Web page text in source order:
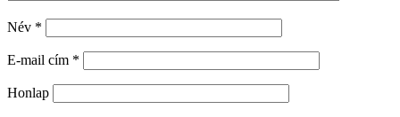
Név *
E-mail cím *
Honlap